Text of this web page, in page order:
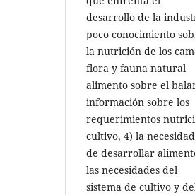
desarrollo de la
poco conocimiento
la nutrición de los
flora y fauna natural
alimento sobre el
información sobre los
requerimientos
cultivo, 4) la necesidad
de desarrollar
las necesidades del
sistema de cultivo y